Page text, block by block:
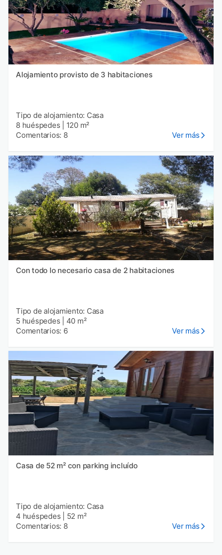
Alojamiento provisto de 3 habitaciones
Tipo de alojamiento: Casa
8 huéspedes
120 m²
Comentarios: 8
Ver más
Con todo lo necesario casa de 2 habitaciones
Tipo de alojamiento: Casa
5 huéspedes
40 m²
Comentarios: 6
Ver más
Casa de 52 m² con parking incluído
Tipo de alojamiento: Casa
4 huéspedes
52 m²
Comentarios: 8
Ver más